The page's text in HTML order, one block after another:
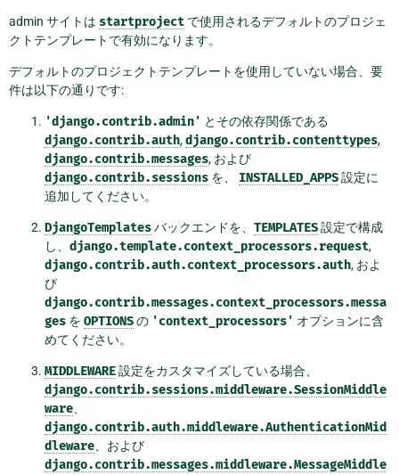
admin サイトは startproject で使用されるデフォルトのプロジェ
クトテンプレートで有効になります。
デフォルトのプロジェクトテンプレートを使用していない場合、要
件は以下の通りです:
'django.contrib.admin' とその依存関係である
django.contrib.auth,django.contrib.contenttypes,
django.contrib.messages, および
django.contrib.sessions を、 INSTALLED_APPS設定に
追加してください。
DjangoTemplatesバックエンドを、 TEMPLATES設定で構成
し、 django.template.context_processors.request,
django.contrib.auth.context_processors.auth, およ
び
django.contrib.messages.context_processors.messa
ges を OPTIONSの 'context_processors' オプションに含
めてください。
MIDDLEWARE設定をカスタマイズしている場合、
django.contrib.sessions.middleware.SessionMiddle
ware、
django.contrib.auth.middleware.AuthenticationMid
dleware、および
django.contrib.messages.middleware.MessageMiddle